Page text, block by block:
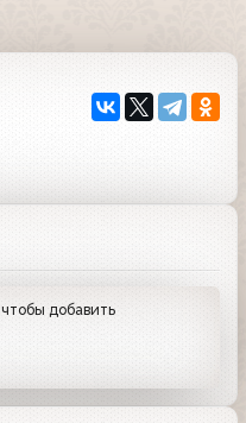
, чтобы добавить